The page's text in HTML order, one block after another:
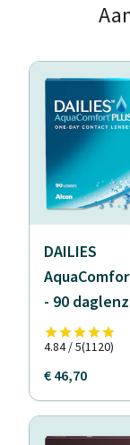
DAILIES
- 90
4.84 / 5(1120)
€ 46,70